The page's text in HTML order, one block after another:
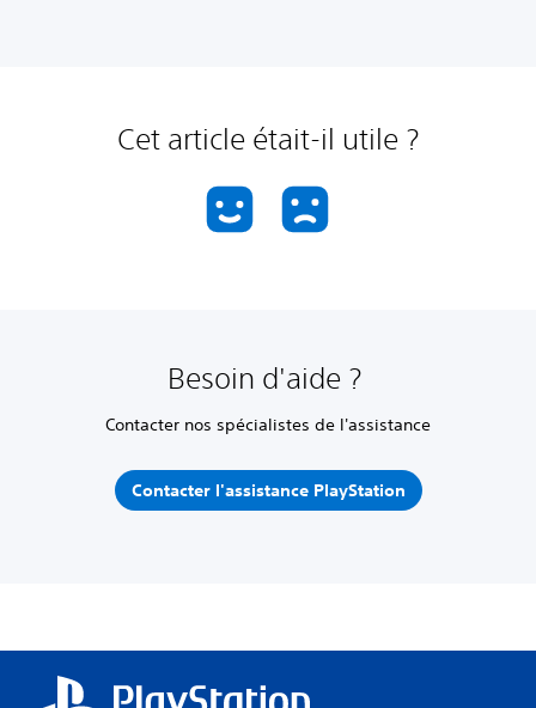
Cet article était-il utile ?
Besoin d'aide ?
Contacter nos spécialistes de l'assistance
Contacter l'assistance PlayStation